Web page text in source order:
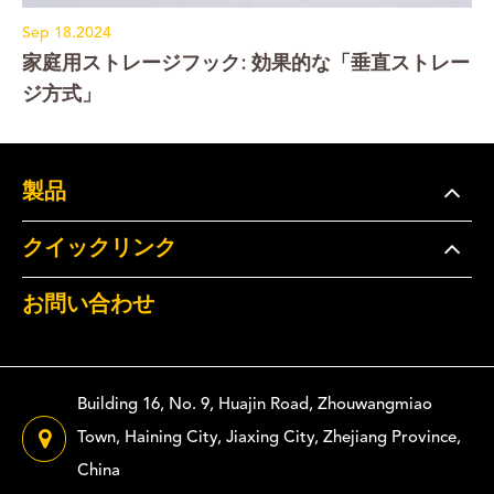
Sep 18.2024
家庭用ストレージフック: 効果的な「垂直ストレー
ジ方式」
製品
クイックリンク
お問い合わせ
Building 16, No. 9, Huajin Road, Zhouwangmiao
Town, Haining City, Jiaxing City, Zhejiang Province,
China